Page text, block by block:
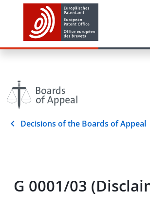
Decisions of the Boards of Appeal
G 0001/03